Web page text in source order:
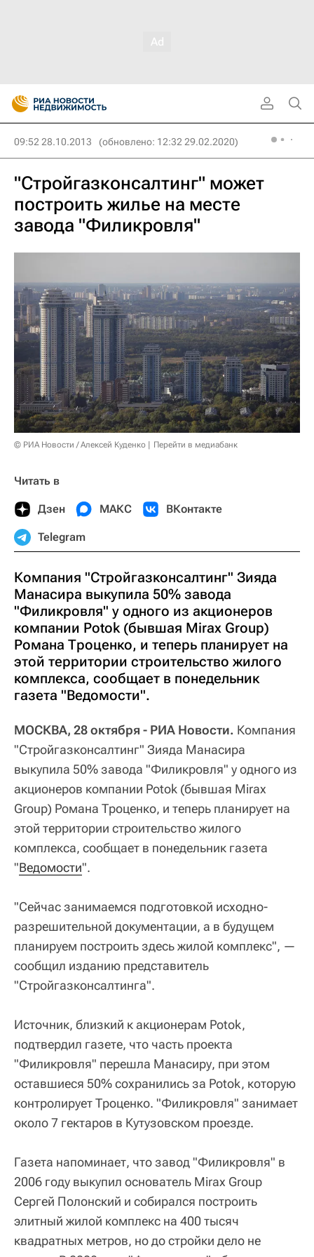
09:52 28.10.2013 (обновлено: 12:32 29.02.2020)
"Стройгазконсалтинг" может
построить жилье на месте
завода "Филикровля"
© РИА Новости / Алексей Куденко Перейти в медиабанк
Читать в
Дзен МАКС ВКонтакте
Telegram
Компания "Стройгазконсалтинг" Зияда
Манасира выкупила 50% завода
"Филикровля" у одного из акционеров
компании Potok (бывшая Mirax Group)
Романа Троценко, и теперь планирует на
этой территории строительство жилого
комплекса, сообщает в понедельник
газета "Ведомости".
МОСКВА, 28 октября - РИА Новости. Компания
"Стройгазконсалтинг" Зияда Манасира
выкупила 50% завода "Филикровля" у одного из
акционеров компании Potok (бывшая Mirax
Group) Романа Троценко, и теперь планирует на
этой территории строительство жилого
комплекса, сообщает в понедельник газета
"Ведомости".
"Сейчас занимаемся подготовкой исходно-
разрешительной документации, а в будущем
планируем построить здесь жилой комплекс", —
сообщил изданию представитель
"Стройгазконсалтинга".
Источник, близкий к акционерам Potok,
подтвердил газете, что часть проекта
"Филикровля" перешла Манасиру, при этом
оставшиеся 50% сохранились за Potok, которую
контролирует Троценко. "Филикровля" занимает
около 7 гектаров в Кутузовском проезде.
Газета напоминает, что завод "Филикровля" в
2006 году выкупил основатель Mirax Group
Сергей Полонский и собирался построить
элитный жилой комплекс на 400 тысяч
квадратных метров, но до стройки дело не